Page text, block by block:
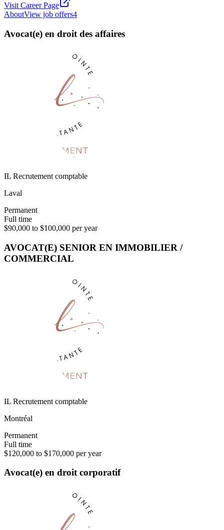
Visit Career Page
AboutView job offers4
Avocat(e) en droit des affaires
IL Recrutement comptable
Laval
Permanent
Full time
$90,000 to $100,000 per year
AVOCAT(E) SENIOR EN IMMOBILIER /
COMMERCIAL
IL Recrutement comptable
Montréal
Permanent
Full time
$120,000 to $170,000 per year
Avocat(e) en droit corporatif